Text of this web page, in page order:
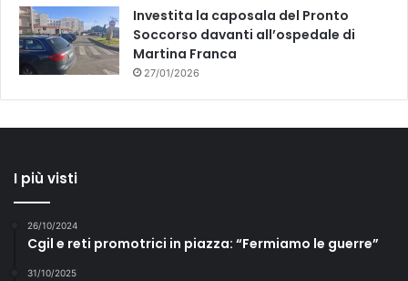
Investita la caposala del Pronto
Soccorso davanti all’ospedale di
Martina Franca
27/01/2026
I più visti
26/10/2024
Cgil e reti promotrici in piazza: “Fermiamo le guerre”
31/10/2025